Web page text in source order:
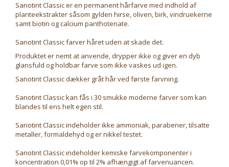
Sanotint Classic er en permanent hårfarve med indhold af
planteekstrakter såsom gylden hirse, oliven, birk, vindruekerne
samt biotin og calcium panthotenate.
Sanotint Classic farver håret uden at skade det.
Produktet er nemt at anvende, drypper ikke og giver en dyb
glansfuld og holdbar farve som ikke vaskes ud igen.
Sanotint Classic dækker gråt hår ved første farvning.
Sanotint Classic kan fås i 30 smukke moderne farver som kan
blandes til ens helt egen stil.
Sanotint Classic indeholder ikke ammoniak, parabener, tilsatte
metaller, formaldehyd og er nikkel testet.
Sanotint Classic indeholder kemiske farvekomponenter i
koncentration 0,01% op til 2% afhængigt af farvenuancen.